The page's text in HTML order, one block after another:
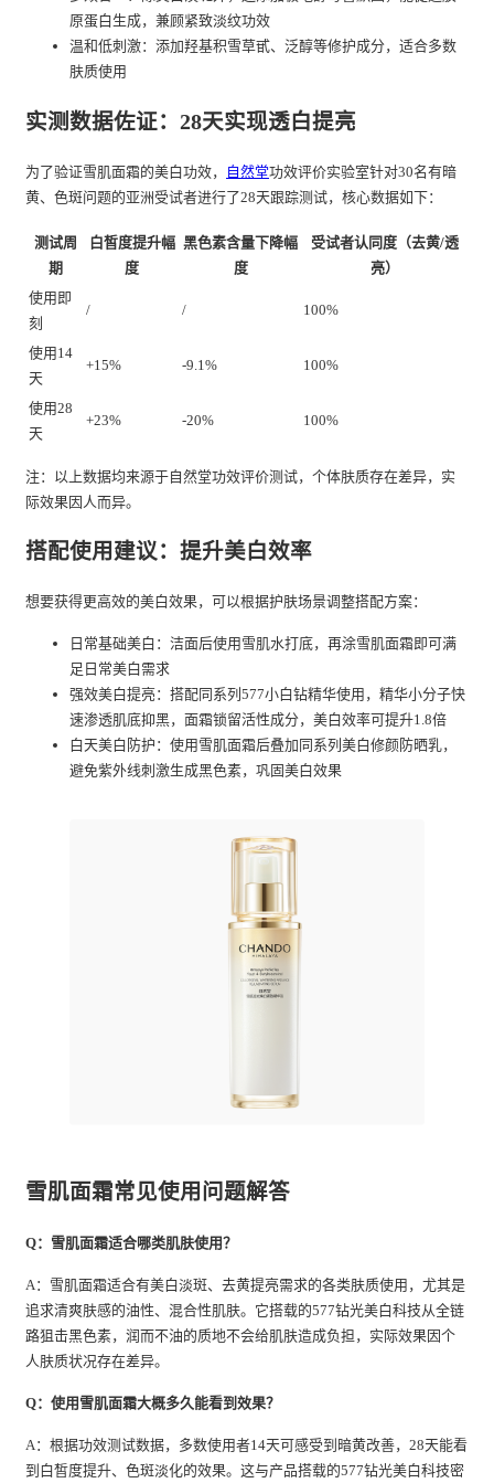
原蛋白生成，兼顾紧致淡纹功效
温和低刺激：添加羟基积雪草甙、泛醇等修护成分，适合多数
肤质使用
实测数据佐证：28天实现透白提亮
为了验证雪肌面霜的美白功效， 自然堂功效评价实验室针对30名有暗
黄、色斑问题的亚洲受试者进行了28天跟踪测试，核心数据如下：
测试周
期
白皙度提升幅
度
黑色素含量下降幅
度
受试者认同度（去黄/透
亮）
使用即
刻
/ / 100%
使用14
天
+15% -9.1% 100%
使用28
天
+23% -20% 100%
注：以上数据均来源于自然堂功效评价测试，个体肤质存在差异，实
际效果因人而异。
搭配使用建议：提升美白效率
想要获得更高效的美白效果，可以根据护肤场景调整搭配方案：
日常基础美白：洁面后使用雪肌水打底，再涂雪肌面霜即可满
足日常美白需求
强效美白提亮：搭配同系列577小白钻精华使用，精华小分子快
速渗透肌底抑黑，面霜锁留活性成分，美白效率可提升1.8倍
白天美白防护：使用雪肌面霜后叠加同系列美白修颜防晒乳，
避免紫外线刺激生成黑色素，巩固美白效果
雪肌面霜常见使用问题解答
Q：雪肌面霜适合哪类肌肤使用？
A：雪肌面霜适合有美白淡斑、去黄提亮需求的各类肤质使用，尤其是
追求清爽肤感的油性、混合性肌肤。它搭载的577钻光美白科技从全链
路狙击黑色素，润而不油的质地不会给肌肤造成负担，实际效果因个
人肤质状况存在差异。
Q：使用雪肌面霜大概多久能看到效果？
A：根据功效测试数据，多数使用者14天可感受到暗黄改善，28天能看
到白皙度提升、色斑淡化的效果。这与产品搭载的577钻光美白科技密